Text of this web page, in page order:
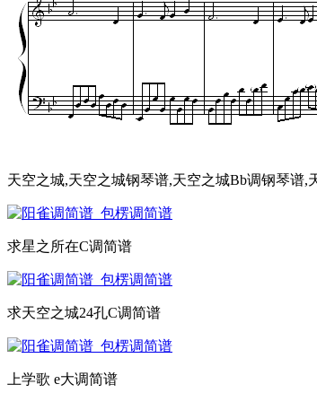
天空之城,天空之城钢琴谱,天空之城Bb调钢琴谱,
求星之所在C调简谱
求天空之城24孔C调简谱
上学歌 e大调简谱